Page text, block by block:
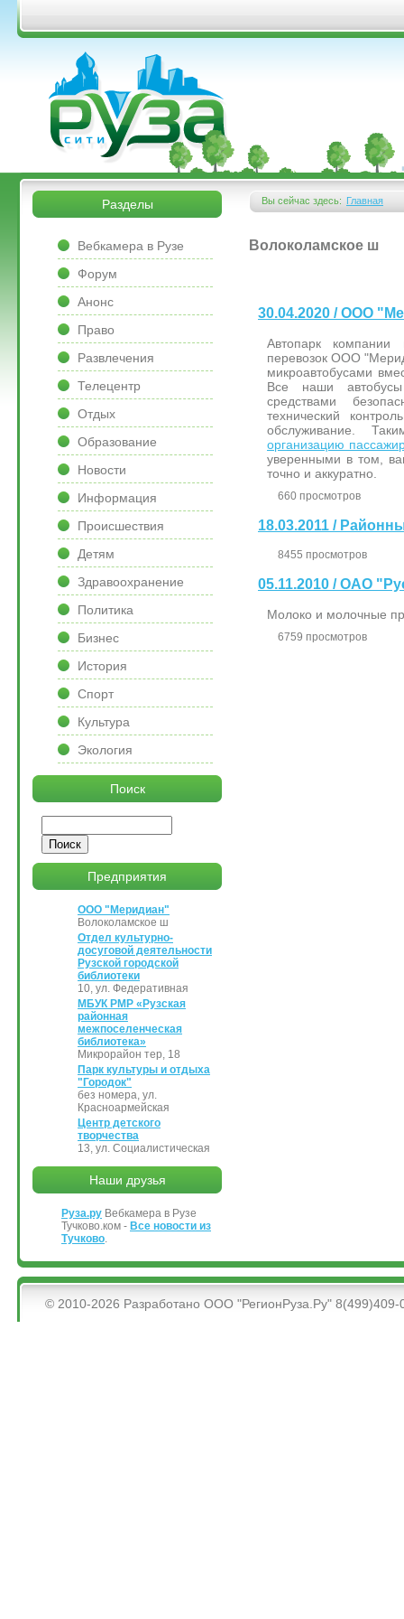
Перейти к основному содержанию
&bsps;
&bsps;
Вы сейчас здесь:
Вы здесь
Главная
Волоколамское ш
30.04.2020 / ООО
Автопарк компании
перевозок ООО
микроавтобусами
Все наши
средствами
технический
обслуживание.
организацию
уверенными в том,
точно и аккуратно.
660 просмотров
18.03.2011 /
8455 просмотров
05.11.2010 / ОАО
Молоко и молочные
6759 просмотров
Разделы
Вебкамера в Рузе
Форум
Анонс
Право
Развлечения
Телецентр
Отдых
Образование
Новости
Информация
Происшествия
Детям
Здравоохранение
Политика
Бизнес
История
Спорт
Культура
Экология
Поиск
Предприятия
ООО "Меридиан"
Волоколамское ш
Отдел культурно-
досуговой деятельности
Рузской городской
библиотеки
10, ул. Федеративная
МБУК РМР «Рузская
районная
межпоселенческая
библиотека»
Микрорайон тер, 18
Парк культуры и отдыха
"Городок"
без номера, ул.
Красноармейская
Центр детского
творчества
13, ул. Социалистическая
Наши друзья
Руза.ру Вебкамера в Рузе
Тучково.ком - Все новости из
Тучково.
&bsps;
© 2010-2026 Разработано ООО "РегионРуза.Ру" 8(499)409-